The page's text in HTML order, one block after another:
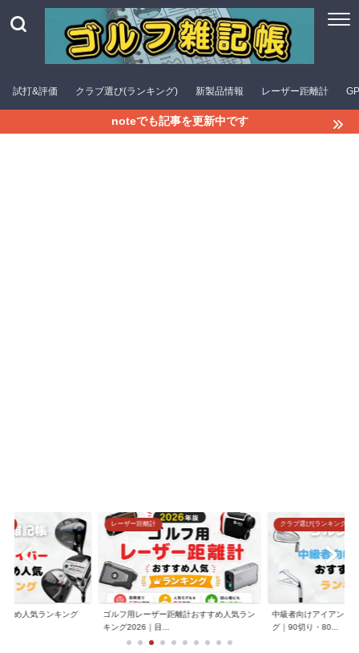
試打&評価 クラブ選び(ランキング) 新製品情報 レーザー距離計
noteでも記事を更新中です
すめ人気ランキング
レーザー距離計
ゴルフ用レーザー距離計おすすめ人気ラン
キング2026｜目...
クラブ選び(ランキング)
中級者向けアイアンお
グ｜90切り・80...